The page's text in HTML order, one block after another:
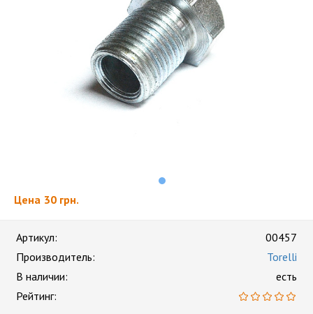
Цена 30 грн.
Артикул:
00457
Производитель:
Torelli
В наличии:
есть
Рейтинг: